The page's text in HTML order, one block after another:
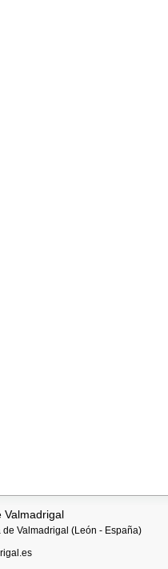
Valmadrigal
de Valmadrigal (León - España)